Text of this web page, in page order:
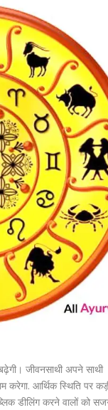
जीवनसाथी अपने साथी
करेगा. आर्थिक स्थिति पर
डीलिंग करने वालों को